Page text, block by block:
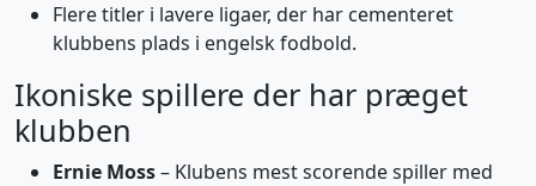
Flere titler i lavere ligaer, der har cementeret
klubbens plads i engelsk fodbold.
Ikoniske spillere der har præget
klubben
Ernie Moss– Klubens mest scorende spiller med